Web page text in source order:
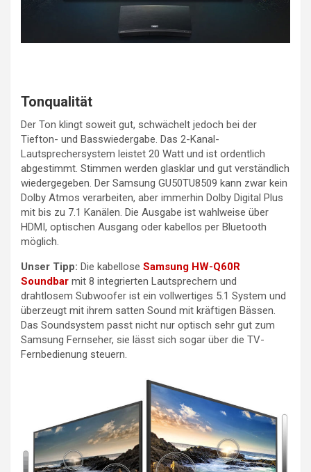
Tonqualität
Der Ton klingt soweit gut, schwächelt jedoch bei der
Tiefton- und Basswiedergabe. Das 2-Kanal-
Lautsprechersystem leistet 20 Watt und ist ordentlich
abgestimmt. Stimmen werden glasklar und gut verständlich
wiedergegeben. Der Samsung GU50TU8509 kann zwar kein
Dolby Atmos verarbeiten, aber immerhin Dolby Digital Plus
mit bis zu 7.1 Kanälen. Die Ausgabe ist wahlweise über
HDMI, optischen Ausgang oder kabellos per Bluetooth
möglich.
Unser Tipp: Die kabellose Samsung HW-Q60R
Soundbar mit 8 integrierten Lautsprechern und
drahtlosem Subwoofer ist ein vollwertiges 5.1 System und
überzeugt mit ihrem satten Sound mit kräftigen Bässen.
Das Soundsystem passt nicht nur optisch sehr gut zum
Samsung Fernseher, sie lässt sich sogar über die TV-
Fernbedienung steuern.